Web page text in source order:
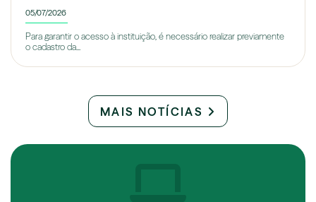
05/07/2026
Para garantir o acesso à instituição, é necessário realizar previamente
o cadastro da...
MAIS NOTÍCIAS